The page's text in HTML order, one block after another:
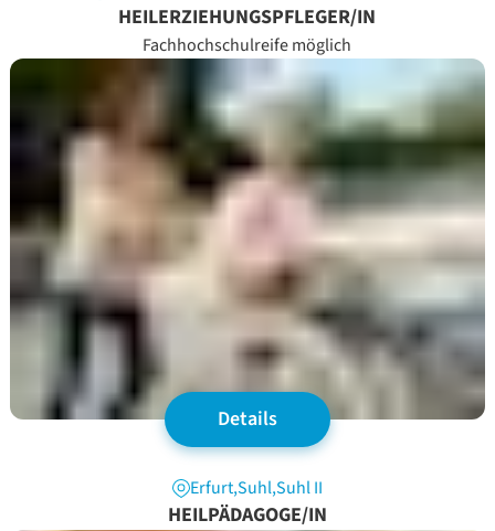
HEILERZIEHUNGSPFLEGER/IN
Fachhochschulreife möglich
Details
Erfurt,Suhl,Suhl II
HEILPÄDAGOGE/IN